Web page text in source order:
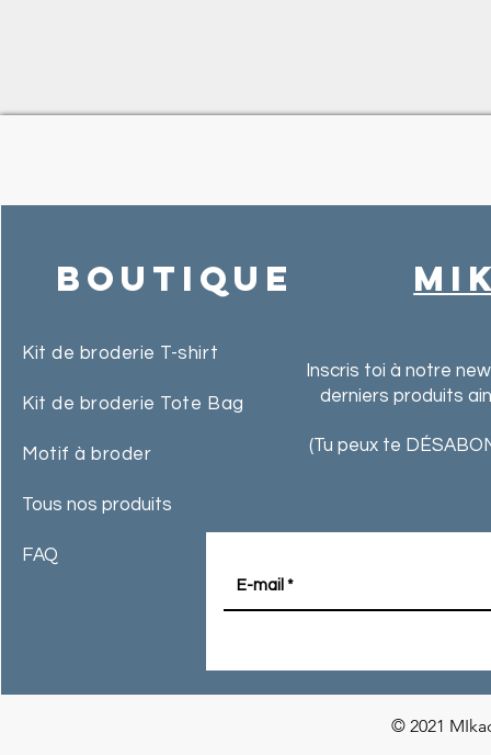
Boutique
Kit de broderie T-shirt
Kit de broderie Tote Bag
Motif à broder
Tous nos produits
FAQ
Inscris toi à notre
derniers produits
(Tu peux te
© 2021